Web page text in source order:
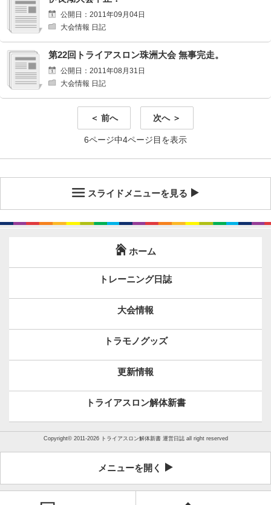
公開日：2011年09月04日
大会情報 日記
第22回トライアスロン珠洲大会 無事完走。
公開日：2011年08月31日
大会情報 日記
＜ 前へ 次へ ＞
6ページ中4ページ目を表示
スライドメニューを見る
ホーム
トレーニング日誌
大会情報
トラモノグッズ
更新情報
トライアスロン解体新書
Copyright© 2011-2026 トライアスロン解体新書 運営日誌all right reserved
メニューを開く